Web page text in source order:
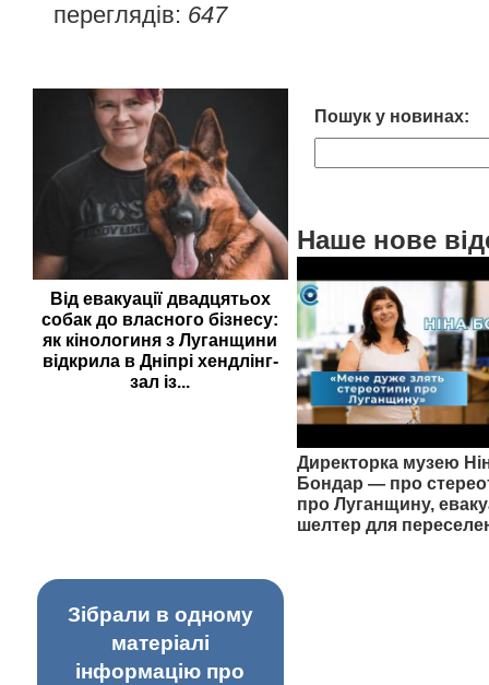
переглядів: 647
Від евакуації двадцятьох
собак до власного бізнесу:
як кінологиня з Луганщини
відкрила в Дніпрі хендлінг-
зал із...
Пошук у новинах:
Наше нове
Директорка музею
Бондар — про
про Луганщину,
шелтер для
Зібрали в одному
матеріалі
інформацію про